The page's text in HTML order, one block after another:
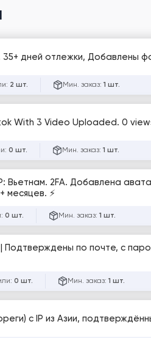
35+ дней отлежки, Добавлены
2 шт. Мин. заказ: 1 шт.
✅ Tiktok✅ HQ Mix Tiktok With 3 Video Uploaded. 0
0 шт. Мин. заказ: 1 шт.
IP: Вьетнам. 2FA. Добавлена
месяцев. ⚡️
0 шт. Мин. заказ: 1 шт.
| Подтверждены по почте, с
0 шт. Мин. заказ: 1 шт.
с IP из Азии,